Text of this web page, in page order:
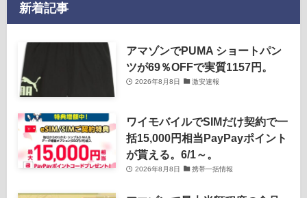
新着記事
アマゾンでPUMA ショートパン
ツが69％OFFで実質1157円。
2026年8月8日 激安速報
ワイモバイルでSIMだけ契約で一
括15,000円相当PayPayポイント
が貰える。6/1～。
2026年8月8日 携帯一括情報